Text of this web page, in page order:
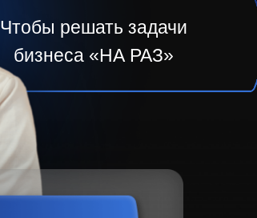
Чтобы решать задачи
бизнеса «НА РАЗ»